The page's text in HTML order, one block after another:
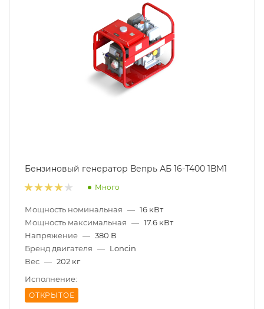
Бензиновый генератор Вепрь АБ 16-Т400 1ВМ1
Много
Мощность номинальная — 16 кВт
Мощность максимальная — 17.6 кВт
Напряжение — 380 В
Бренд двигателя — Loncin
Вес — 202 кг
Исполнение:
ОТКРЫТОЕ